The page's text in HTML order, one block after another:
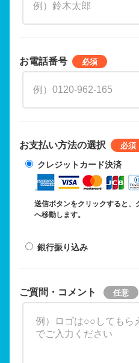
お電話番号
お支払い方法の選択
クレジットカード決済
送信ボタンをクリックすると
へ移動します。
銀行振り込み
ご質問・コメント